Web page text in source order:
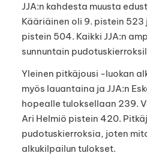
JJA:n kahdesta muusta
Kääriäinen oli 9. pistein 523
pistein 504. Kaikki JJA:n
sunnuntain
Yleinen pitkäjousi -luokan
myös lauantaina ja JJA:n
hopealle tuloksellaan 239.
Ari Helmiö pistein 420.
pudotuskierroksia, joten
alkukilpailun tulokset.